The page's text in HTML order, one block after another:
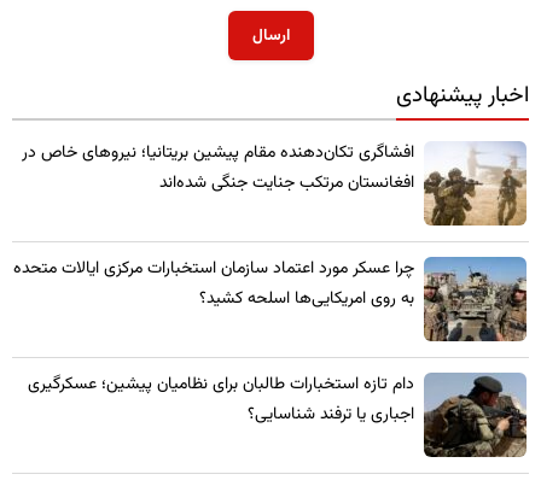
ارسال
اخبار پیشنهادی
​افشاگری تکان‌دهنده مقام پیشین بریتانیا؛ نیروهای خاص در
افغانستان مرتکب جنایت جنگی شده‌اند
چرا عسکر مورد اعتماد سازمان استخبارات مرکزی ایالات متحده
به روی امریکایی‌ها اسلحه کشید؟
​دام تازه استخبارات طالبان برای نظامیان پیشین؛ عسکرگیری
اجباری یا ترفند شناسایی؟